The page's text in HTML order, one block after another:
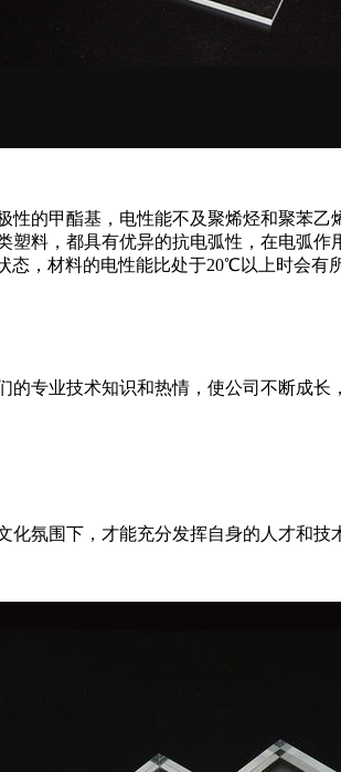
的甲酯基，电性能不及聚烯烃和聚苯
料，都具有优异的抗电弧性，在电弧
，材料的电性能比处于20℃以上时会有
专业技术知识和热情，使公司不断成
氛围下，才能充分发挥自身的人才和